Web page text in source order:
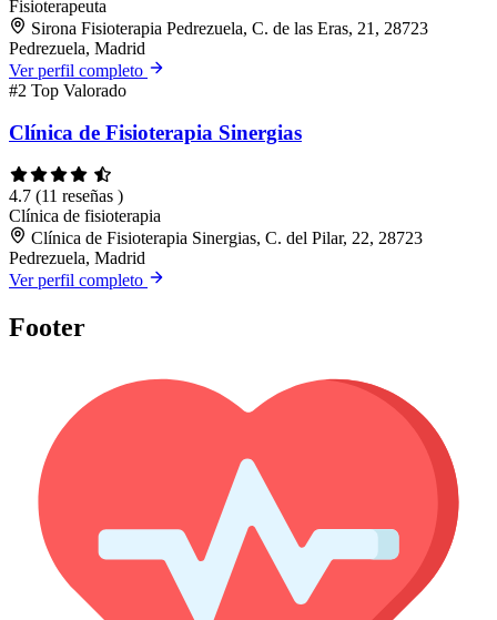
Fisioterapeuta
Sirona Fisioterapia Pedrezuela, C. de las Eras, 21, 28723
Pedrezuela, Madrid
Ver perfil completo
#2 Top Valorado
Clínica de Fisioterapia Sinergias
4.7 (11 reseñas )
Clínica de fisioterapia
Clínica de Fisioterapia Sinergias, C. del Pilar, 22, 28723
Pedrezuela, Madrid
Ver perfil completo
Footer